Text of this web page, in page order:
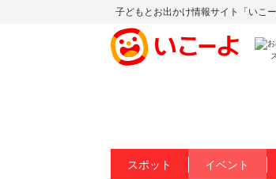
子どもとお出かけ情報サイト「いこ
スポット イベント